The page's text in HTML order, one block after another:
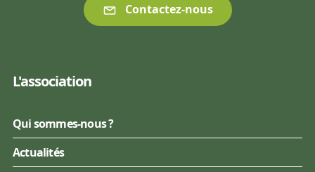
Contactez-nous
L'association
Qui sommes-nous ?
Actualités